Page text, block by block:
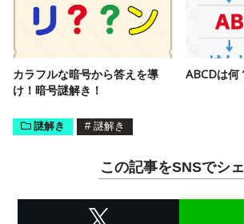
カラフルな暗号から答えを導
け！暗号謎解き！
ABCDは何
謎解き # 謎解き
この記事をSNSでシ